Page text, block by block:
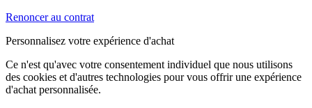
Renoncer au contrat
Personnalisez votre expérience d'achat
Ce n'est qu'avec votre consentement individuel que nous utilisons
des cookies et d'autres technologies pour vous offrir une expérience
d'achat personnalisée.